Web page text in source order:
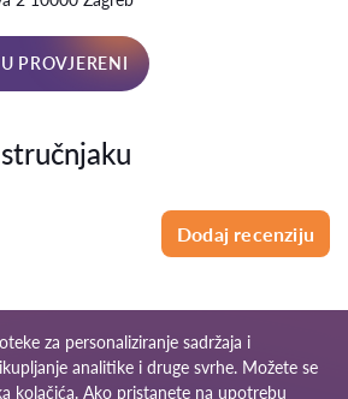
PROVJERENI
Dodaj recenziju
za personaliziranje sadržaja i
analitike i druge svrhe. Možete se
kolačića. Ako pristanete na upotrebu